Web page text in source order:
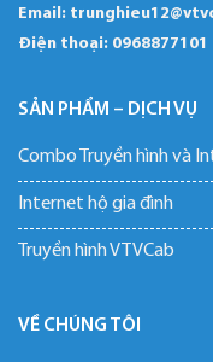
Email:
Điện thoại: 0968877101
SẢN PHẨM – DỊCH VỤ
Combo Truyền hình và
Internet hộ gia đình
Truyền hình VTVCab
VỀ CHÚNG TÔI